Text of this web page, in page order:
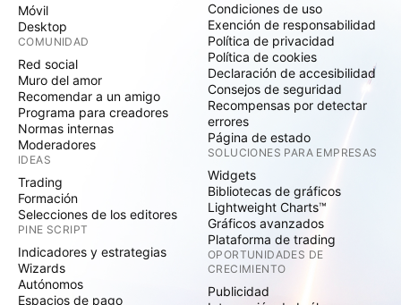
Móvil
Desktop
COMUNIDAD
Red social
Muro del amor
Recomendar a un amigo
Programa para creadores
Normas internas
Moderadores
IDEAS
Trading
Formación
Selecciones de los editores
PINE SCRIPT
Indicadores y estrategias
Wizards
Autónomos
Espacios de pago
Condiciones de uso
Exención de responsabilidad
Política de privacidad
Política de cookies
Declaración de accesibilidad
Consejos de seguridad
Recompensas por detectar
errores
Página de estado
SOLUCIONES PARA EMPRESAS
Widgets
Bibliotecas de gráficos
Lightweight Charts™
Gráficos avanzados
Plataforma de trading
OPORTUNIDADES DE
CRECIMIENTO
Publicidad